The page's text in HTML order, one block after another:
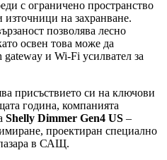
с ограничено пространство
на захранване.
позволява лесно
освен това може да
и Wi-Fi усилвател за
присъствието си на ключови
година, компанията
Shelly Dimmer Gen4 US –
проектиран специално
в САЩ.